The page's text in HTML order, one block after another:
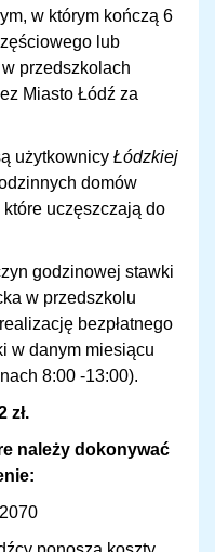
w którym kończą 6
lub
przedszkolach
Miasto Łódź za
użytkownicy Łódzkiej
domów
uczęszczają do
godzinowej stawki
w przedszkolu
bezpłatnego
w danym miesiącu
8:00 -13:00).
zł.
należy dokonywać